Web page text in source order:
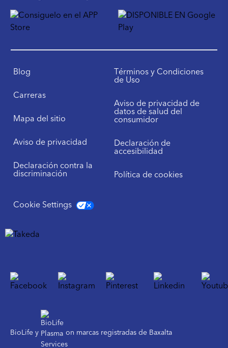
Blog
Carreras
Mapa del sitio
Aviso de privacidad
Declaración contra la
discriminación
Términos y Condiciones
de Uso
Aviso de privacidad de
datos de salud del
consumidor
Declaración de
accesibilidad
Política de cookies
Cookie Settings
BioLife y on marcas registradas de Baxalta